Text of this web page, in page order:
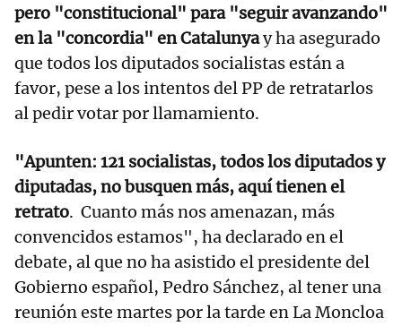
pero "constitucional" para "seguir avanzando"
en la "concordia" en Catalunyay ha asegurado
que todos los diputados socialistas están a
favor, pese a los intentos del PP de retratarlos
al pedir votar por llamamiento.
"Apunten: 121 socialistas, todos los diputados y
diputadas, no busquen más, aquí tienen el
retrato. Cuanto más nos amenazan, más
convencidos estamos", ha declarado en el
debate, al que no ha asistido el presidente del
Gobierno español, Pedro Sánchez, al tener una
reunión este martes por la tarde en La Moncloa